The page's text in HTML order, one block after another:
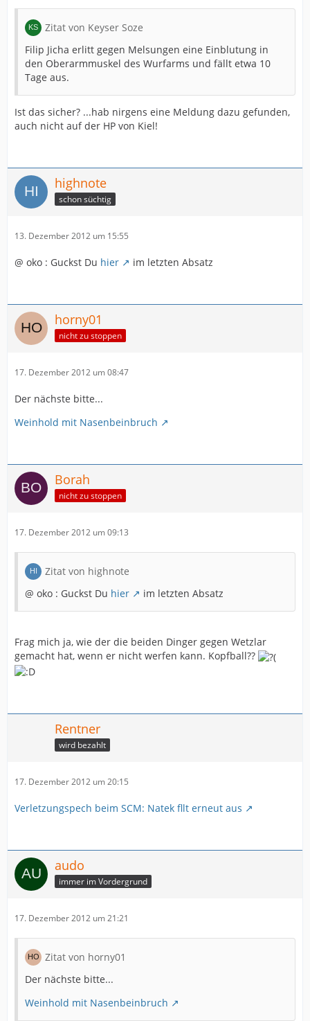
Zitat von Keyser Soze
Filip Jicha erlitt gegen Melsungen eine Einblutung in
den Oberarmmuskel des Wurfarms und fällt etwa 10
Tage aus.
Ist das sicher? ...hab nirgens eine Meldung dazu gefunden,
auch nicht auf der HP von Kiel!
highnote
schon süchtig
13. Dezember 2012 um 15:55
@ oko : Guckst Du hier im letzten Absatz
horny01
nicht zu stoppen
17. Dezember 2012 um 08:47
Der nächste bitte...
Weinhold mit Nasenbeinbruch
Borah
nicht zu stoppen
17. Dezember 2012 um 09:13
Zitat von highnote
@ oko : Guckst Du hier im letzten Absatz
Frag mich ja, wie der die beiden Dinger gegen Wetzlar
gemacht hat, wenn er nicht werfen kann. Kopfball??
Rentner
wird bezahlt
17. Dezember 2012 um 20:15
Verletzungspech beim SCM: Natek fllt erneut aus
audo
immer im Vordergrund
17. Dezember 2012 um 21:21
Zitat von horny01
Der nächste bitte...
Weinhold mit Nasenbeinbruch